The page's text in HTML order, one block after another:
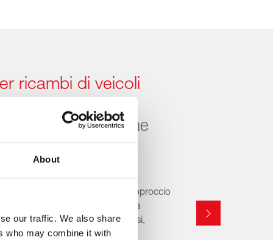
About
our traffic. We also share
who may combine it with
ricambi di veicoli
un parco auto che
rimodellando il mercato
– e febi è pronta. Con un approccio
originale, febi offre già una
pezzi di ricambio per veicoli cinesi,
più recenti.